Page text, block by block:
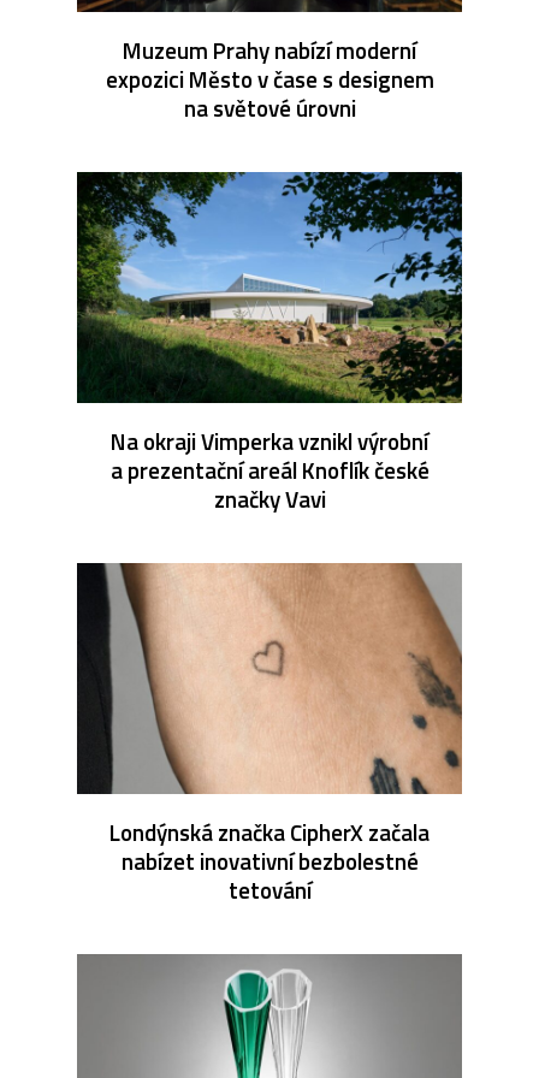
Muzeum Prahy nabízí moderní
expozici Město v čase s designem
na světové úrovni
Na okraji Vimperka vznikl výrobní
a prezentační areál Knoflík české
značky Vavi
Londýnská značka CipherX začala
nabízet inovativní bezbolestné
tetování